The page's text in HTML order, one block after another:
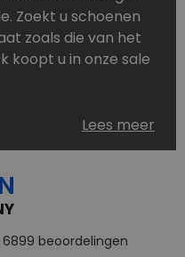
Zoekt u schoenen
zoals die van het
koopt u in onze sale
Goedkope
topmerken,
altijd wel een
u in onze online
Lees meer
6899 beoordelingen